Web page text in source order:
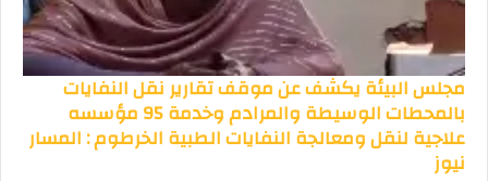
مجلس البيئة يكشف عن موقف تقارير نقل النفايات
بالمحطات الوسيطة والمرادم وخدمة 95 مؤسسه
علاجية لنقل ومعالجة النفايات الطبية الخرطوم : المسار
نيوز